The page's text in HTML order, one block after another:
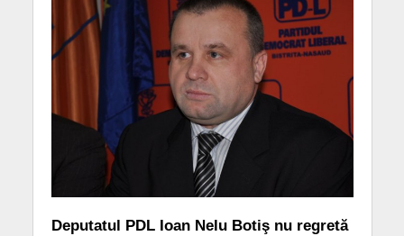
Deputatul PDL Ioan Nelu Botiş nu regretă